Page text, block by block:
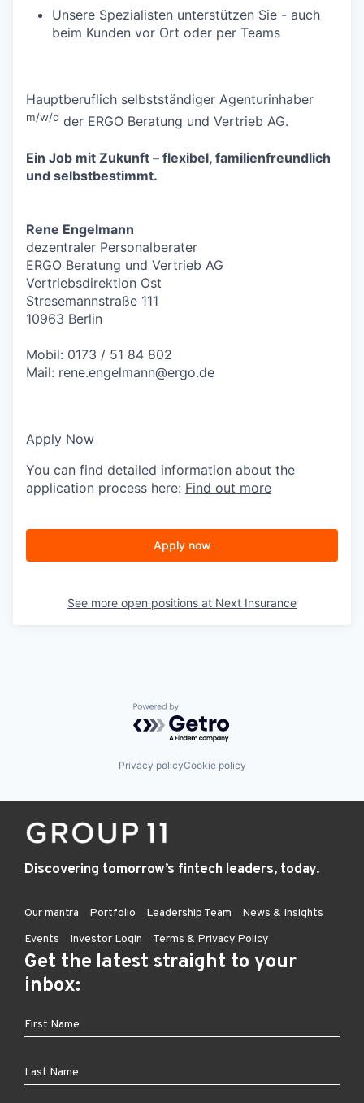
Unsere Spezialisten unterstützen Sie - auch
beim Kunden vor Ort oder per Teams
Hauptberuflich selbstständiger Agenturinhaber
m/w/d der ERGO Beratung und Vertrieb AG.
Ein Job mit Zukunft – flexibel, familienfreundlich
und selbstbestimmt.
Rene Engelmann
dezentraler Personalberater
ERGO Beratung und Vertrieb AG
Vertriebsdirektion Ost
Stresemannstraße 111
10963 Berlin
Mobil: 0173 / 51 84 802
Mail: rene.engelmann@ergo.de
Apply Now
You can find detailed information about the
application process here: Find out more
Apply now
See more open positions at Next Insurance
Powered by Getro.com
Privacy policyCookie policy
Discovering tomorrow’s fintech leaders, today.
Our mantra Portfolio Leadership Team
News & Insights
Events
Investor Login Terms & Privacy Policy
Get the latest straight to your
inbox: